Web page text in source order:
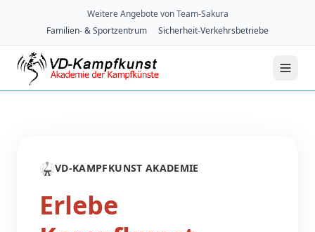
Weitere Angebote von Team-Sakura
Familien- & Sportzentrum
Sicherheit-Verkehrsbetriebe
🥋VD-KAMPFKUNST AKADEMIE
Erlebe